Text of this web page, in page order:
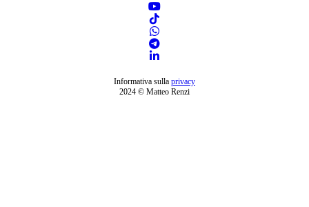
Informativa sulla privacy
2024 © Matteo Renzi